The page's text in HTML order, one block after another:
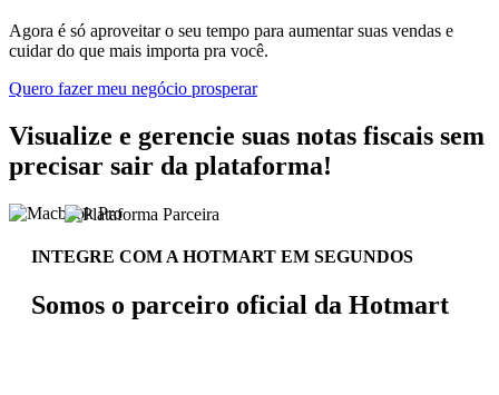
Agora é só aproveitar o seu tempo para aumentar suas vendas e
cuidar do que mais importa pra você.
Quero fazer meu negócio prosperar
Visualize e gerencie suas notas fiscais sem
precisar sair da plataforma!
INTEGRE COM A HOTMART EM SEGUNDOS
Somos o parceiro oficial da Hotmart